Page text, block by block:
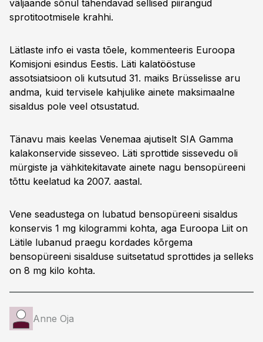
väljaande sõnul tähendavad sellised piirangud
sprotitootmisele krahhi.
Lätlaste info ei vasta tõele, kommenteeris Euroopa
Komisjoni esindus Eestis. Läti kalatööstuse
assotsiatsioon oli kutsutud 31. maiks Brüsselisse aru
andma, kuid tervisele kahjulike ainete maksimaalne
sisaldus pole veel otsustatud.
Tänavu mais keelas Venemaa ajutiselt SIA Gamma
kalakonservide sisseveo. Läti sprottide sissevedu oli
mürgiste ja vähkitekitavate ainete nagu bensopüreeni
tõttu keelatud ka 2007. aastal.
Vene seadustega on lubatud bensopüreeni sisaldus
konservis 1 mg kilogrammi kohta, aga Euroopa Liit on
Lätile lubanud praegu kordades kõrgema
bensopüreeni sisalduse suitsetatud sprottides ja selleks
on 8 mg kilo kohta.
Anne Oja